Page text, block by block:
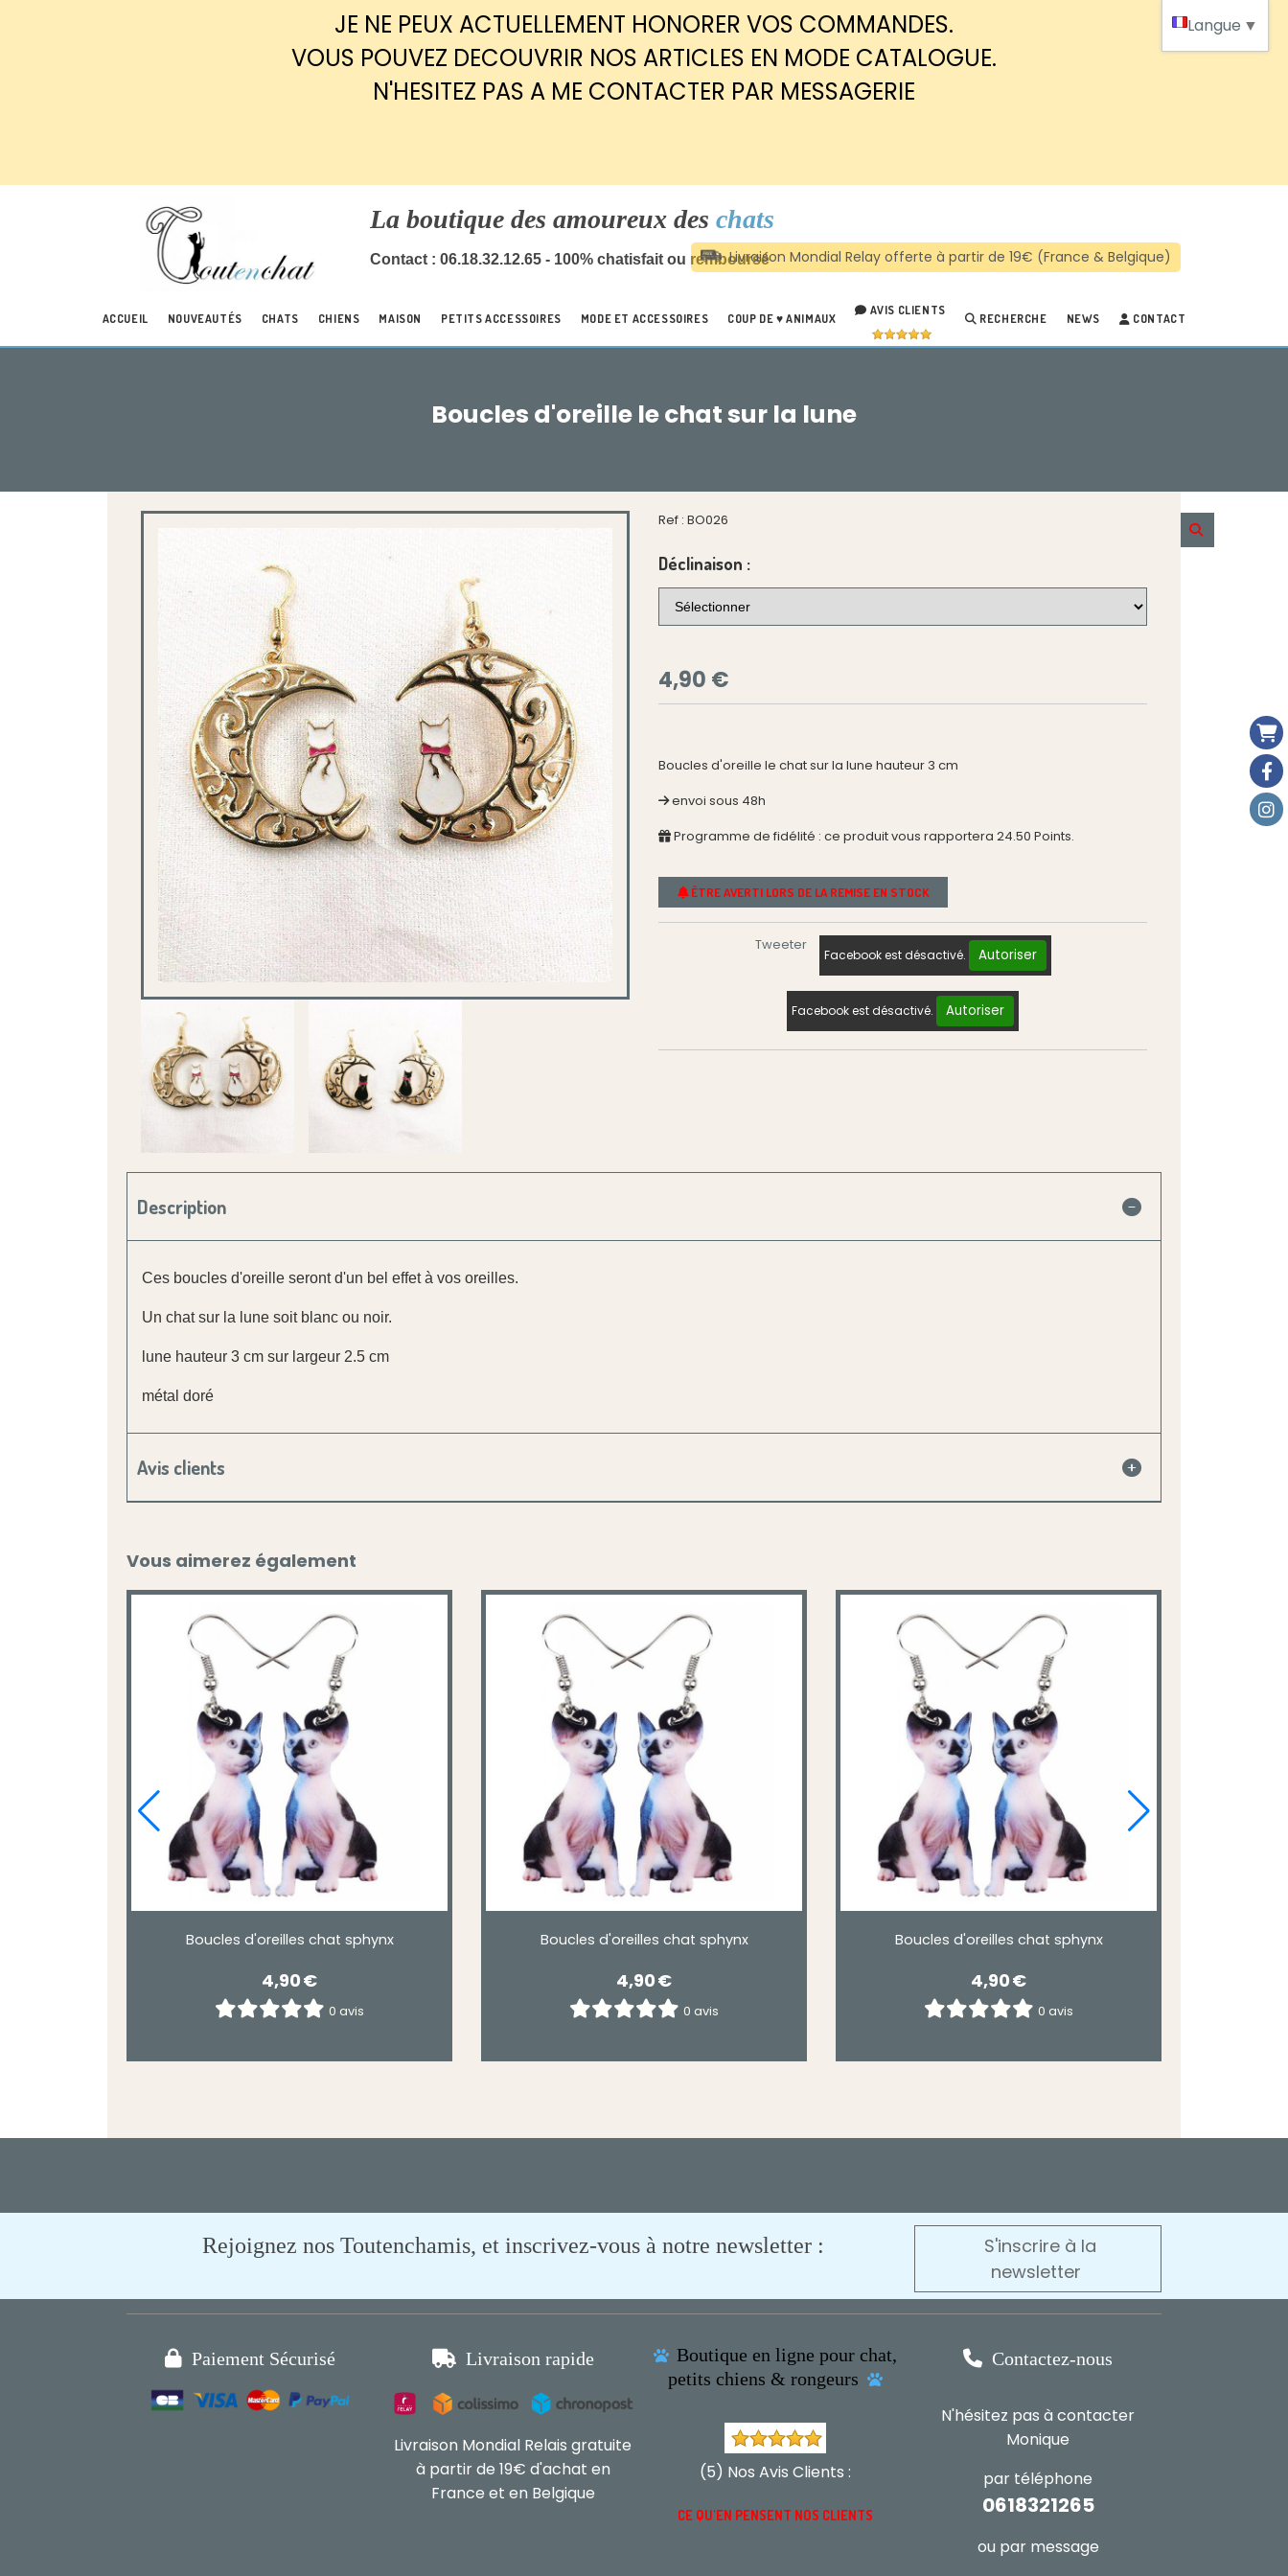
JE NE PEUX ACTUELLEMENT HONORER VOS COMMANDES.
VOUS POUVEZ DECOUVRIR NOS ARTICLES EN MODE CATALOGUE.
N'HESITEZ PAS A ME CONTACTER PAR MESSAGERIE
La boutique des amoureux des chats
Contact : 06.18.32.12.65 - 100% chatisfait ou remboursé
ACCUEIL NOUVEAUTÉS CHATS CHIENS MAISON PETITS ACCESSOIRES MODE ET ACCESSOIRES COUP DE ♥ ANIMAUX
AVIS CLIENTS
RECHERCHE NEWS CONTACT
Boucles d'oreille le chat sur la lune
Ref : BO026
Déclinaison :
4,90 €
Boucles d'oreille le chat sur la lune hauteur 3 cm
envoi sous 48h
Programme de fidélité : ce produit vous rapportera 24.50 Points.
ÊTRE AVERTI LORS DE LA REMISE EN STOCK
Tweeter
Facebook est désactivé. Autoriser
Facebook est désactivé. Autoriser
Description
Ces boucles d'oreille seront d'un bel effet à vos oreilles.
Un chat sur la lune soit blanc ou noir.
lune hauteur 3 cm sur largeur 2.5 cm
métal doré
Avis clients
Vous aimerez également
Boucles d'oreilles chat sphynx
4,90€
0 avis
Boucles d'oreilles chat sphynx
4,90€
0 avis
Boucles d'oreilles chat sphynx
4,90€
0 avis
Rejoignez nos Toutenchamis, et inscrivez-vous à notre newsletter :
S'inscrire à la
newsletter
 Paiement Sécurisé  Livraison rapide
Livraison Mondial Relais gratuite
à partir de 19€ d'achat en
France et en Belgique
 Boutique en ligne pour chat,
petits chiens & rongeurs

(5) Nos Avis Clients :
CE QU'EN PENSENT NOS CLIENTS
 Contactez-nous
N'hésitez pas à contacter
Monique
par téléphone
0618321265
ou par message
Langue ▼